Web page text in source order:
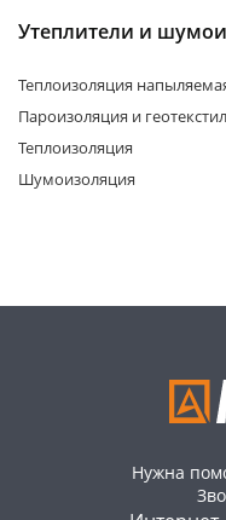
Утеплители и
Теплоизоляция
Пароизоляция и
Теплоизоляция
Шумоизоляция
Нужна